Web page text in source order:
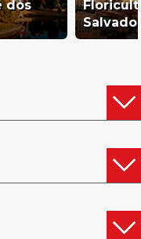
dos